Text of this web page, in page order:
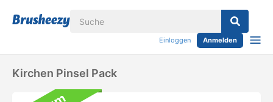
Einloggen Anmelden
Kirchen Pinsel Pack